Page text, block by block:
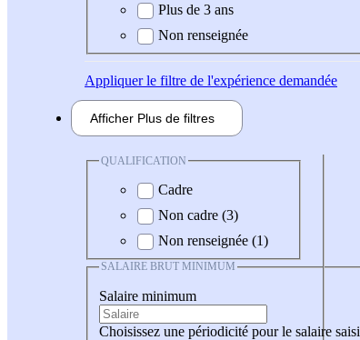
Plus de 3 ans
Non renseignée
Appliquerle filtre de l'expérience demandée
Afficher Plus de filtres
QUALIFICATION
Cadre
Non cadre (3)
Non renseignée (1)
SALAIRE BRUT MINIMUM
Salaire minimum
Choisissez une périodicité pour le salaire saisi